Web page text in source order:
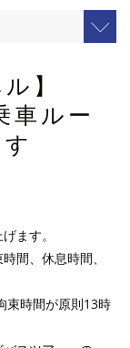
】
車ルー
ます。
間、休息時間、
束時間が原則13時